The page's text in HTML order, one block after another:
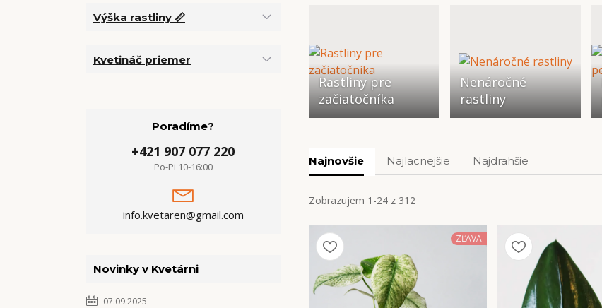
Rastliny pre
začiatočníka
Nenáročné
rastliny
Najnovšie Najlacnejšie Najdrahšie
Zobrazujem 1-24 z 312
ZĽAVA
Výška rastliny 📏
Kvetináč priemer
Poradíme?
+421 907 077 220
Po-Pi 10-16:00
info.kvetaren@gmail.com
Novinky v Kvetárni
07.09.2025